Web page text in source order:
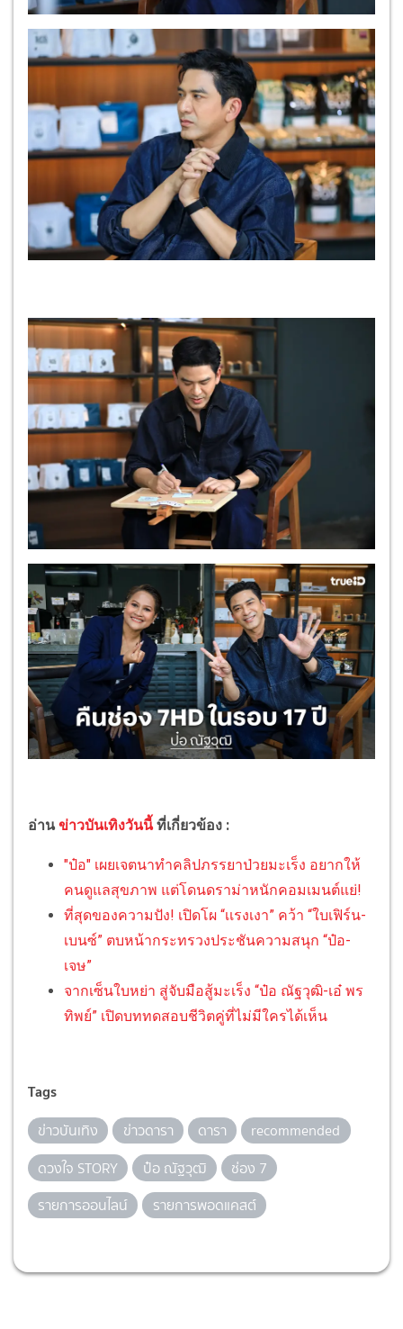
อ่านข่าวบันเทิงวันนี้ ที่เกี่ยวข้อง :
"ป๋อ" เผยเจตนาทำคลิปภรรยาป่วยมะเร็ง อยากให้
คนดูแลสุขภาพ แต่โดนดราม่าหนักคอมเมนต์แย่!
ที่สุดของความปัง! เปิดโผ “เเรงเงา” คว้า “ใบเฟิร์น-
เบนซ์” ตบหน้ากระทรวงประชันความสนุก “ป๋อ-
เจษ”
จากเซ็นใบหย่า สู่จับมือสู้มะเร็ง “ป๋อ ณัฐวุฒิ-เอ๋ พร
ทิพย์” เปิดบททดสอบชีวิตคู่ที่ไม่มีใครได้เห็น
Tags
ข่าวบันเทิง ข่าวดารา ดารา
recommended
ดวงใจ STORY
ป๋อ ณัฐวุฒิ
ช่อง 7
รายการออนไลน์
รายการพอดแคสต์